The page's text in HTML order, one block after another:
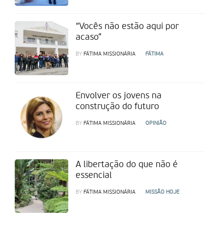
“Vocês não estão aqui por
acaso”
BYFÁTIMA MISSIONÁRIA FÁTIMA
Envolver os jovens na
construção do futuro
BY FÁTIMA MISSIONÁRIA OPINIÃO
A libertação do que não é
essencial
BY FÁTIMA MISSIONÁRIA MISSÃO HOJE